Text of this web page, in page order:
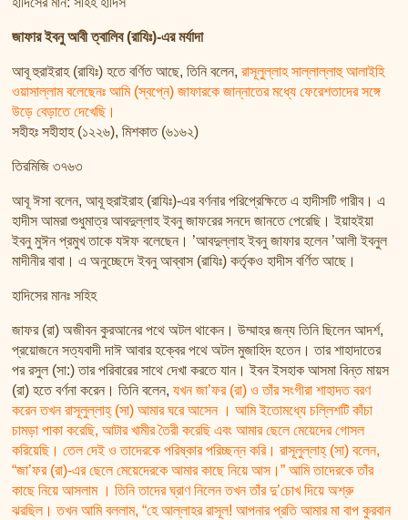
জাফার ইবনু আবী ত্বালিব (রাযিঃ)-এর মর্যাদা
আবূ হুরাইরাহ (রাযিঃ) হতে বর্ণিত আছে, তিনি বলেন,রাসূলুল্লাহ সাল্লাল্লাহু আলাইহি
ওয়াসাল্লাম বলেছেনঃ আমি (স্বপ্নে) জাফারকে জান্নাতের মধ্যে ফেরেশতাদের সঙ্গে
উড়ে বেড়াতে দেখেছি।
সহীহঃ সহীহাহ (১২২৬), মিশকাত (৬১৬২)
তিরমিজি ৩৭৬৩
আবূ ঈসা বলেন, আবূ হুরাইরাহ (রাযিঃ)-এর বর্ণনার পরিপ্রেক্ষিতে এ হাদীসটি গারীব। এ
হাদীস আমরা শুধুমাত্র আবদুল্লাহ ইবনু জাফরের সনদে জানতে পেরেছি। ইয়াহইয়া
ইবনু মুঈন প্রমুখ তাকে যঈফ বলেছেন। ’আবদুল্লাহ ইবনু জাফার হলেন ’আলী ইবনুল
মাদীনীর বাবা। এ অনুচ্ছেদে ইবনু আব্বাস (রাযিঃ) কর্তৃকও হাদীস বর্ণিত আছে।
হাদিসের মানঃ সহিহ
জাফর (রা) অজীবন কুরআনের পথে অটল থাকেন। উম্মাহর জন্য তিনি ছিলেন আদর্শ,
প্রয়োজনে সত্যবাদী দাঈ আবার হক্বের পথে অটল মুজাহিদ হতেন। তার শাহাদাতের
পর রসুল (সা:) তার পরিবারের সাথে দেখা করতে যান। ইবন ইসহাক আসমা বিন্ত মায়স
(রা) হতে বর্ণনা করেন। তিনি বলেন,যখন জা’ফর (রা) ও তাঁর সংগীরা শাহাদত বরণ
করেন তখন রাসূলুল্লাহ্ (সা) আমার ঘরে আসেন । আমি ইতোমধ্যে চল্লিশটি কাঁচা
চামড়া পাকা করেছি, আটার খামীর তৈরী করেছি এবং আমার ছেলে মেয়েদের গোসল
করিয়েছি। তেল দেই ও তাদেরকে পরিষ্কার পরিচ্ছন্ন করি। রাসূলুল্লাহ্ (সা) বলেন,
“জা’ফর (রা)-এর ছেলে মেয়েদেরকে আমার কাছে নিয়ে আস।” আমি তাদেরকে তাঁর
কাছে নিয়ে আসলাম । তিনি তাদের ঘ্রাণ নিলেন তখন তাঁর দু’চোখ দিয়ে অশ্রু
ঝরছিল। তখন আমি বললাম, “হে আল্লাহর রাসূল! আপনার প্রতি আমার মা বাপ কুরবান